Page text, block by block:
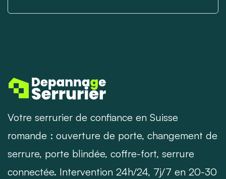
Votre serrurier de confiance en Suisse
romande : ouverture de porte, changement de
serrure, porte blindée, coffre-fort, serrure
connectée. Intervention 24h/24, 7j/7 en 20-30